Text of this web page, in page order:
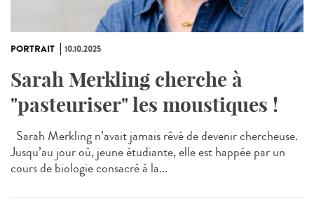
PORTRAIT 10.10.2025
Sarah Merkling cherche à
"pasteuriser" les moustiques !
Sarah Merkling n’avait jamais rêvé de devenir chercheuse.
Jusqu’au jour où, jeune étudiante, elle est happée par un
cours de biologie consacré à la...